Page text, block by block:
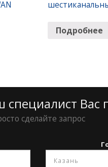
Подробнее
Вас
сделайте запрос